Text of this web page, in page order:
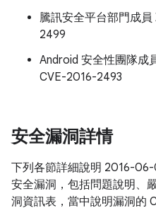
騰訊安全平台部門成
2499
Android 安全性團隊成
CVE-2016-2493
安全漏洞詳情
下列各節詳細說明 2016-
安全漏洞，包括問題說明、
洞資訊表，當中說明漏洞的